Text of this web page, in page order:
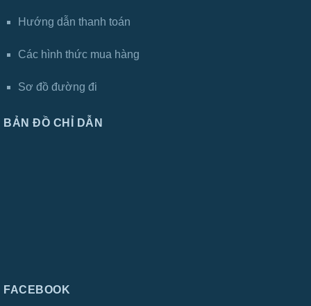
Hướng dẫn thanh toán
Các hình thức mua hàng
Sơ đồ đường đi
BẢN ĐỒ CHỈ DẪN
FACEBOOK